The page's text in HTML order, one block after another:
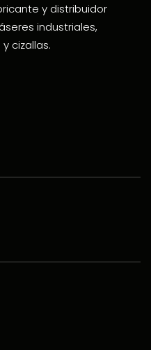
y distribuidor
industriales,
cizallas.